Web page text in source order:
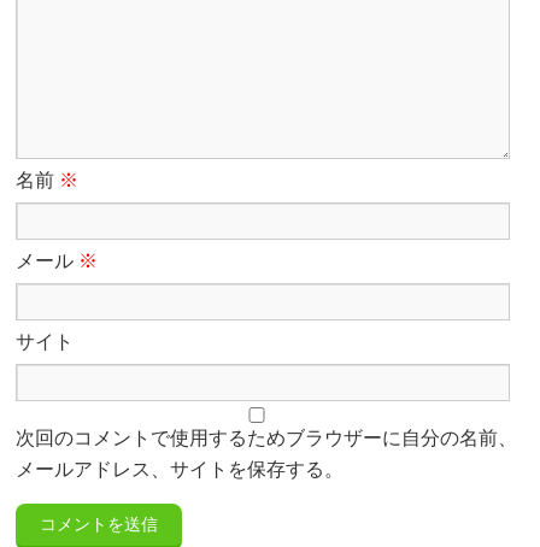
名前 ※
メール ※
サイト
次回のコメントで使用するためブラウザーに自分の名前、
メールアドレス、サイトを保存する。